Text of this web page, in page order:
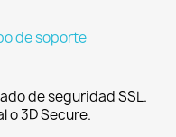
de soporte
de seguridad SSL.
o 3D Secure.